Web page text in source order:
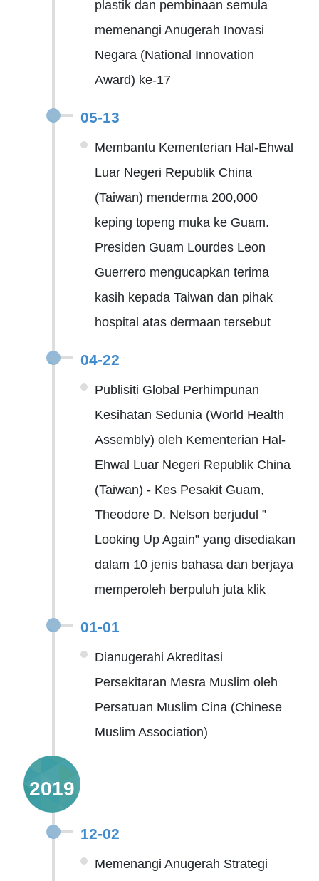
plastik dan pembinaan semula
memenangi Anugerah Inovasi
Negara (National Innovation
Award) ke-17
05-13
Membantu Kementerian Hal-Ehwal
Luar Negeri Republik China
(Taiwan) menderma 200,000
keping topeng muka ke Guam.
Presiden Guam Lourdes Leon
Guerrero mengucapkan terima
kasih kepada Taiwan dan pihak
hospital atas dermaan tersebut
04-22
Publisiti Global Perhimpunan
Kesihatan Sedunia (World Health
Assembly) oleh Kementerian Hal-
Ehwal Luar Negeri Republik China
(Taiwan) - Kes Pesakit Guam,
Theodore D. Nelson berjudul ”
Looking Up Again” yang disediakan
dalam 10 jenis bahasa dan berjaya
memperoleh berpuluh juta klik
01-01
Dianugerahi Akreditasi
Persekitaran Mesra Muslim oleh
Persatuan Muslim Cina (Chinese
Muslim Association)
2019
12-02
Memenangi Anugerah Strategi